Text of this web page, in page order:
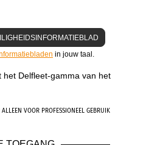
in jouw taal.
Delfleet-gamma van het
VOOR PROFESSIONEEL GEBRUIK